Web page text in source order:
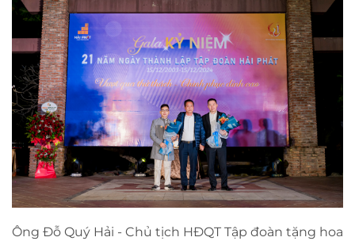
Ông Đỗ Quý Hải - Chủ tịch HĐQT Tập đoàn tặng hoa